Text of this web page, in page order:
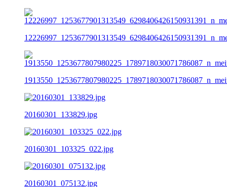
20160301_133829.jpg
20160301_103325_022.jpg
20160301_075132.jpg